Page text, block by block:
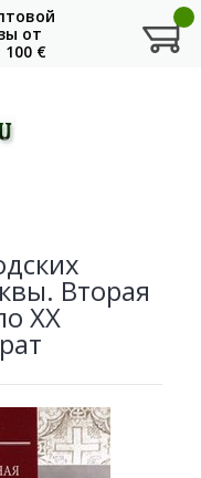
Вторая
XX